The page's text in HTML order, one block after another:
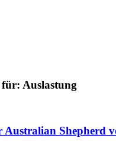
für: Auslastung
Australian Shepherd